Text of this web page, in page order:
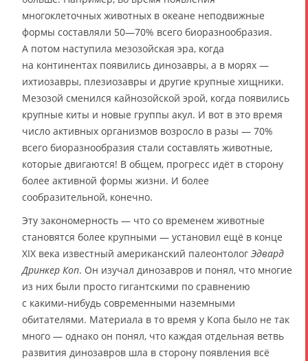
многоклеточных животных в океане неподвижные
формы составляли 50—70% всего биоразнообразия.
А потом наступила мезозойская эра, когда
на континентах появились динозавры, а в морях —
ихтиозавры, плезиозавры и другие крупные хищники.
Мезозой сменился кайнозойской эрой, когда появились
крупные киты и новые группы акул. И вот в это время
число активных организмов возросло в разы — 70%
всего биоразнообразия стали составлять животные,
которые двигаются! В общем, прогресс идёт в сторону
более активной формы жизни. И более
сообразительной, конечно.
Эту закономерность — что со временем животные
становятся более крупными — установил ещё в конце
XIX века известный американский палеонтолог Эдвард
Дринкер Коп. Он изучал динозавров и понял, что многие
из них были просто гигантскими по сравнению
с какими-нибудь современными наземными
обитателями. Материала в то время у Копа было не так
много — однако он понял, что каждая отдельная ветвь
развития динозавров шла в сторону появления всё